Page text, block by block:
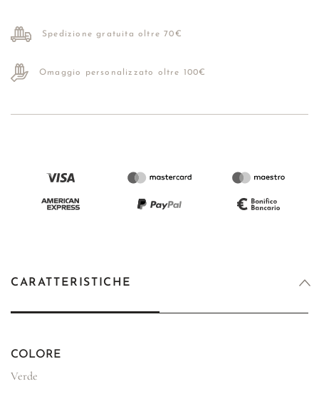
Spedizione gratuita oltre 70€
Omaggio personalizzato oltre 100€
CARATTERISTICHE
COLORE
Verde